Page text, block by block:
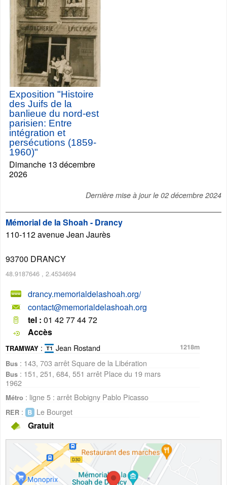
Exposition "Histoire
des Juifs de la
banlieue du nord-est
parisien: Entre
intégration et
persécutions (1859-
1960)"
Dimanche 13 décembre
2026
Dernière mise à jour le 02 décembre 2024
Mémorial de la Shoah - Drancy
110-112 avenue Jean Jaurès
93700 DRANCY
48.9187646 , 2.4534694
drancy.memorialdelashoah.org/
contact@memorialdelashoah.org
tel : 01 42 77 44 72
Accès
TRAMWAY : Jean Rostand
1218m
Bus : 143, 703 arrêt Square de la Libération
Bus : 151, 251, 684, 551 arrêt Place du 19 mars
1962
Métro : ligne 5 : arrêt Bobigny Pablo Picasso
RER : Le Bourget
Gratuit